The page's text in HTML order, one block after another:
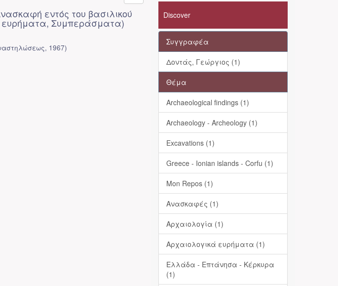
εντός του βασιλικού
ευρήματα, Συμπεράσματα)
, 1967)
Discover
Συγγραφέα
Δοντάς, Γεώργιος (1)
Θέμα
Archaeological findings (1)
Archaeology - Archeology (1)
Excavations (1)
Greece - Ionian islands - Corfu (1)
Mon Repos (1)
Ανασκαφές (1)
Αρχαιολογία (1)
Αρχαιολογικά ευρήματα (1)
Ελλάδα - Επτάνησα - Κέρκυρα
(1)